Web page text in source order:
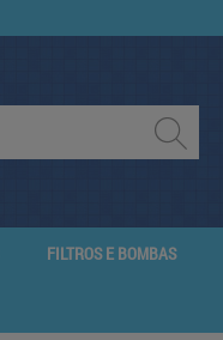
FILTROS E BOMBAS